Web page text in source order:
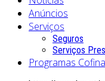
Anúncios
Serviços
Seguros
Serviços
Programas